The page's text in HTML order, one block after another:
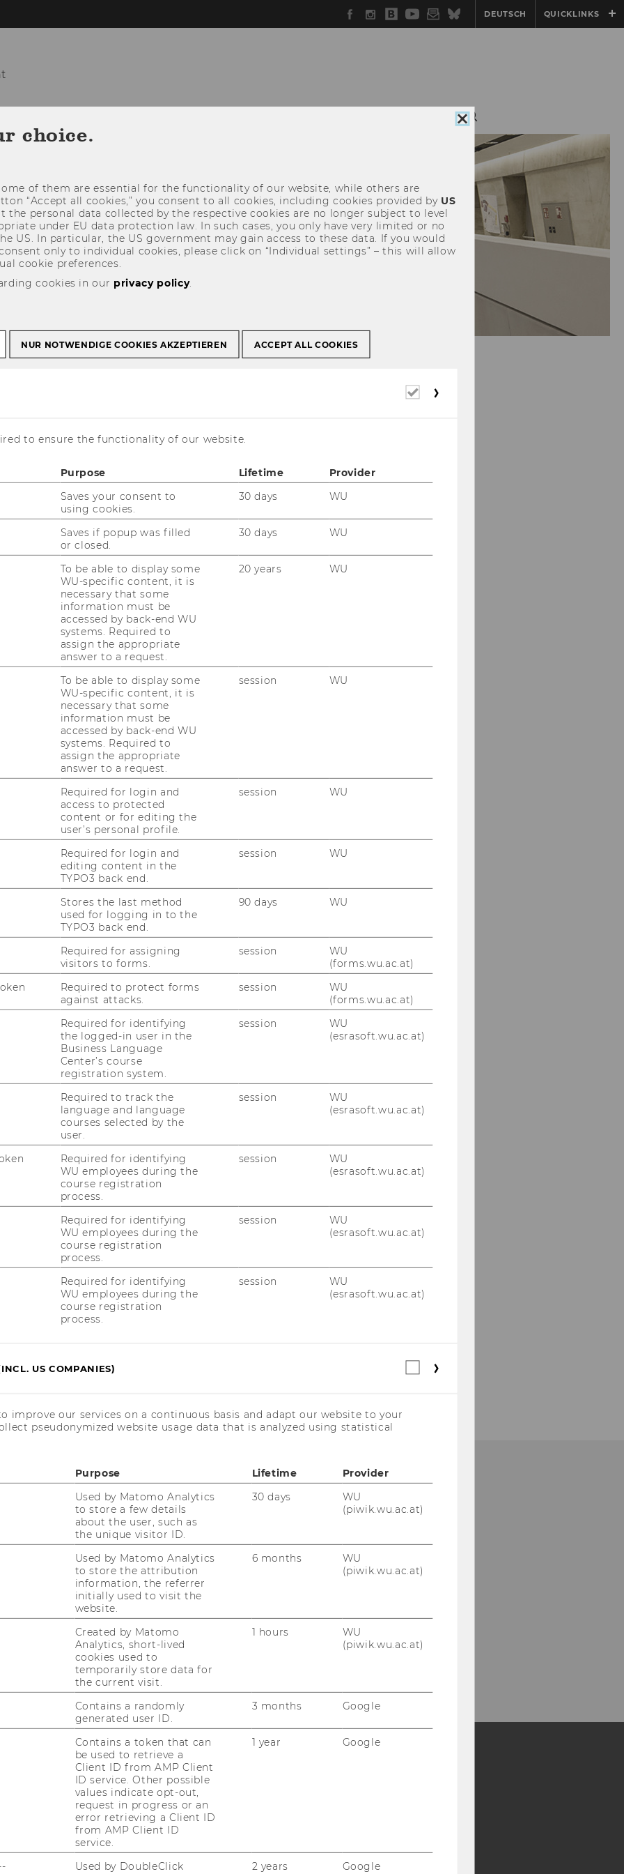
Facebook
Instagram
WU
Blog
YouTube
Newsletter
BlueskyDEUTSCH QUICKLINKS
Jonathan Hörnig
for Marketing in
Jonathan Hörnig, Verantwortlicher für
Wien (TQW), als Gast in unserem
Industries“ zum Thema
begrüßen.
sich als eines der maßgebenden
2001 auf Initiative der lokalen Szene
mit drei Studios im Wiener
Oktober bis Juli werden
Choreographie, zeitgenössischer Tanz
analysierte eine Gruppe ausgewählte
wozu u.a. Instagram, Facebook, die
TQW Magazin & Programmheft zählen.
die Ergebnisse ihrer quantitativen und
Social Media-Auftritts und
die u.a. in einer aktiven Präsenz auf
einem guten Follower Stamm, einem
Beiträgen, die mit Bildern
den Schwächen fiel der inaktive Twitter
Interaktion mit den Usern auf. Bei den
besseren Ansprache der jungen
der Interaktion, z.B. durch
in Stories und eine Zusammenarbeit
die viele Follower unter den jüngeren
Gruppenpräsentation wurde von
gelobt und die Studierenden bekamen
und die Umsetzbarkeit ihrer
von Jonathan Hörnig vorgestellte
die mit 67% weiblich sind und über
verfügen. Bei der Frage der
die Herausforderung einer räumlichen
anderen Institutionen. Jonathan gab
und Planungslogik dieses
der wöchentlich wechselnden
sieht Jonathan in der
bei Jonathan Hörnig für den
uns auf eine Fortsetzung der
Sommersemester.
Department of Marketing
Building D2, Entrance A, 1st and
Welthandelsplatz 1
1020 Vienna
Austria
https://www.wu.ac.at/en/marketing
NewsletterBluesky
Close
cookie
consent
choice.
of them are essential for the functionality of our website, while others are
“Accept all cookies,” you consent to all cookies, including cookies provided by US
the personal data collected by the respective cookies are no longer subject to level
under EU data protection law. In such cases, you only have very limited or no
US. In particular, the US government may gain access to these data. If you would
only to individual cookies, please click on “Individual settings” – this will allow
cookie preferences.
cookies in our privacy policy.
NUR NOTWENDIGE COOKIES AKZEPTIEREN ACCEPT ALL COOKIES
Required
to ensure the functionality of our website.
Purpose Lifetime
Provider
Saves your consent to
using cookies.
30 days WU
Saves if popup was filled
or closed.
30 days WU
To be able to display some
WU-specific content, it is
necessary that some
information must be
accessed by back-end WU
systems. Required to
assign the appropriate
answer to a request.
20 years WU
To be able to display some
WU-specific content, it is
necessary that some
information must be
accessed by back-end WU
systems. Required to
assign the appropriate
answer to a request.
session WU
Required for login and
access to protected
content or for editing the
user’s personal profile.
session WU
Required for login and
editing content in the
TYPO3 back end.
session WU
Stores the last method
used for logging in to the
TYPO3 back end.
90 days WU
Required for assigning
visitors to forms.
session
WU
(forms.wu.ac.at)
Required to protect forms
against attacks.
session
WU
(forms.wu.ac.at)
Required for identifying
the logged-in user in the
Business Language
Center’s course
registration system.
session
WU
(esrasoft.wu.ac.at)
Required to track the
language and language
courses selected by the
user.
session
WU
(esrasoft.wu.ac.at)
Required for identifying
WU employees during the
course registration
process.
session
WU
(esrasoft.wu.ac.at)
Required for identifying
WU employees during the
course registration
process.
session
WU
(esrasoft.wu.ac.at)
Required for identifying
WU employees during the
course registration
process.
session
WU
(esrasoft.wu.ac.at)
US COMPANIES)
Statistical
improve our services on a continuous basis and adapt our website to your
pseudonymized website usage data that is analyzed using statistical
Purpose Lifetime
Provider
Used by Matomo Analytics
to store a few details
about the user, such as
the unique visitor ID.
30 days
WU
(piwik.wu.ac.at)
Used by Matomo Analytics
to store the attribution
information, the referrer
initially used to visit the
website.
6 months
WU
(piwik.wu.ac.at)
Created by Matomo
Analytics, short-lived
cookies used to
temporarily store data for
the current visit.
1 hours
WU
(piwik.wu.ac.at)
Contains a randomly
generated user ID.
3 months Google
Contains a token that can
be used to retrieve a
Client ID from AMP Client
ID service. Other possible
values indicate opt-out,
request in progress or an
error retrieving a Client ID
from AMP Client ID
service.
1 year Google
Used by DoubleClick
2 years Google